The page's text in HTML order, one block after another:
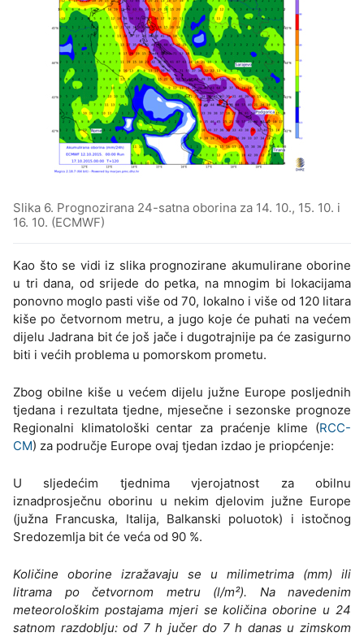
Slika 6. Prognozirana 24-satna oborina za 14. 10., 15. 10. i
16. 10. (ECMWF)
Kao što se vidi iz slika prognozirane akumulirane oborine
u tri dana, od srijede do petka, na mnogim bi lokacijama
ponovno moglo pasti više od 70, lokalno i više od 120 litara
kiše po četvornom metru, a jugo koje će puhati na većem
dijelu Jadrana bit će još jače i dugotrajnije pa će zasigurno
biti i većih problema u pomorskom prometu.
Zbog obilne kiše u većem dijelu južne Europe posljednih
tjedana i rezultata tjedne, mjesečne i sezonske prognoze
Regionalni klimatološki centar za praćenje klime (RCC-
CM) za područje Europe ovaj tjedan izdao je priopćenje:
U sljedećim tjednima vjerojatnost za obilnu
iznadprosječnu oborinu u nekim djelovim južne Europe
(južna Francuska, Italija, Balkanski poluotok) i istočnog
Sredozemlja bit će veća od 90 %.
Količine oborine izražavaju se u milimetrima (mm) ili
litrama po četvornom metru (l/m²). Na navedenim
meteorološkim postajama mjeri se količina oborine u 24
satnom razdoblju: od 7 h jučer do 7 h danas u zimskom